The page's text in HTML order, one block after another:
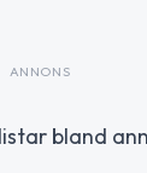
ANNONS
bland